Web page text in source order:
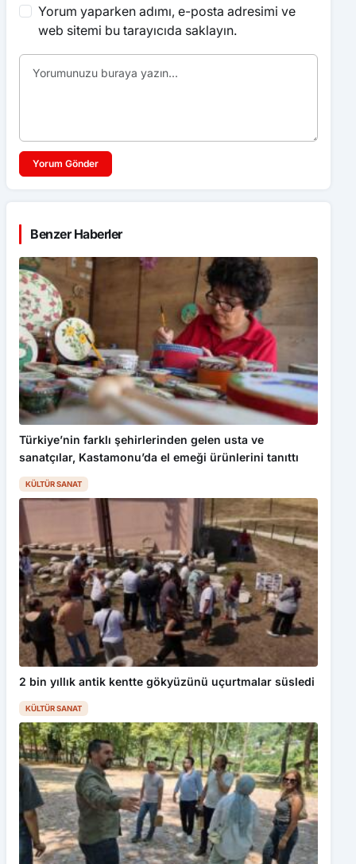
Yorum yaparken adımı, e-posta adresimi ve
web sitemi bu tarayıcıda saklayın.
Yorum Gönder
Benzer Haberler
Türkiye’nin farklı şehirlerinden gelen usta ve
sanatçılar, Kastamonu’da el emeği ürünlerini tanıttı
KÜLTÜR SANAT
2 bin yıllık antik kentte gökyüzünü uçurtmalar süsledi
KÜLTÜR SANAT